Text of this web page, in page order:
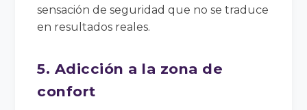
sensación de seguridad que no se traduce
en resultados reales.
5. Adicción a la zona de
confort